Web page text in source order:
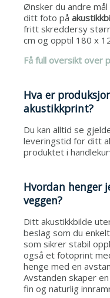
Ønsker du andre
ditt foto på
fritt skreddersy
cm og opptil 180 x
Få full oversikt over
Hva er
akustikkprint?
Du kan alltid se
leveringstid for ditt
produktet i
Hvordan henger
veggen?
Ditt akustikkbilde
beslag som du
som sikrer stabil
også et fotoprint
henge med en
Avstanden skaper
fin og naturlig